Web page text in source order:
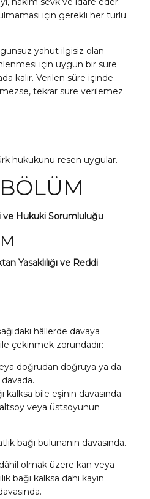
için gerekli her türlü
yahut ilgisiz olan
için uygun bir süre
kalır. Verilen süre içinde
tekrar süre verilemez.
hukukunu resen uygular.
ve Hukuki Sorumluluğu
Yasaklılığı ve Reddi
hâllerde davaya
çekinmek zorundadır:
doğrudan doğruya ya da
davada.
kalksa bile eşinin davasında.
veya üstsoyunun
bağı bulunanın davasında.
olmak üzere kan veya
bağı kalksa dahi kayın